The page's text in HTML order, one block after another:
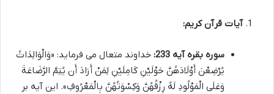
آیات قرآن کریم:
سوره بقره آیه 233:
خداوند متعال می فرماید: «وَالْوَالِدَاتُ
یُرْضِعْنَ أَوْلَادَهُنَّ حَوْلَیْنِ کَامِلَیْنِ لِمَنْ أَرَادَ أَن یُتِمَّ الرَّضَاعَةَ
وَعَلَی الْمَوْلُودِ لَهُ رِزْقُهُنَّ وَکِسْوَتُهُنَّ بِالْمَعْرُوفِ». این آیه بر